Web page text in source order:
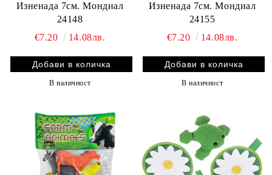
Изненада 7см. Мондиал
24148
€7.20
14.08лв.
В наличност
Изненада 7см. Мондиал
24155
€7.20
14.08лв.
В наличност